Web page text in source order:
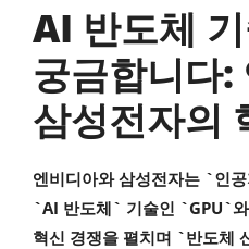
AI 반도체
궁금합니다:
삼성전자의
엔비디아와 삼성전자는 `인
`AI 반도체` 기술인 `GPU`
혁신 경쟁을 펼치며 `반도체